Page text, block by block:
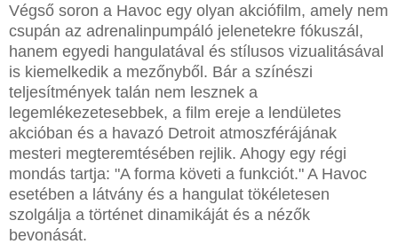
Végső soron a Havoc egy olyan akciófilm, amely nem
csupán az adrenalinpumpáló jelenetekre fókuszál,
hanem egyedi hangulatával és stílusos vizualitásával
is kiemelkedik a mezőnyből. Bár a színészi
teljesítmények talán nem lesznek a
legemlékezetesebbek, a film ereje a lendületes
akcióban és a havazó Detroit atmoszférájának
mesteri megteremtésében rejlik. Ahogy egy régi
mondás tartja: "A forma követi a funkciót." A Havoc
esetében a látvány és a hangulat tökéletesen
szolgálja a történet dinamikáját és a nézők
bevonását.